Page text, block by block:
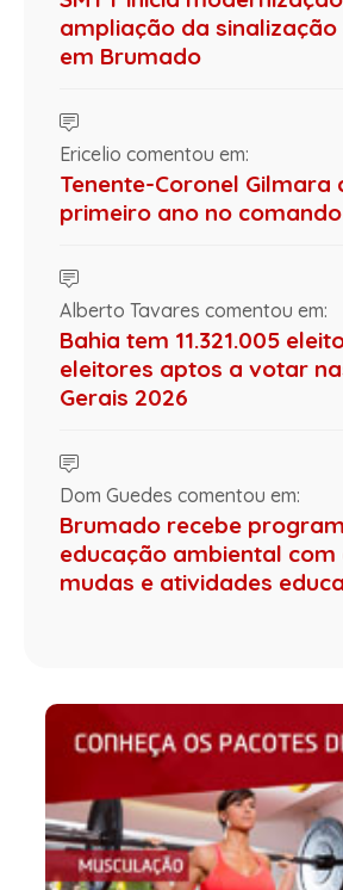
ampliação da
em Brumado
Ericelio comentou em:
Tenente-Coronel Gilmara
primeiro ano no comando
Alberto Tavares comentou em:
Bahia tem 11.321.005
eleitores aptos a votar
Gerais 2026
Dom Guedes comentou em:
Brumado recebe
educação ambiental
mudas e atividades